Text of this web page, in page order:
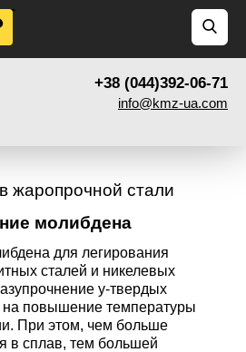
+38 (044)392-06-71
info@kmz-ua.com
жаропрочной стали
молибдена
для легирования
сталей и никелевых
y-твердых
на повышение температуры
При этом, чем больше
в сплав, тем большей